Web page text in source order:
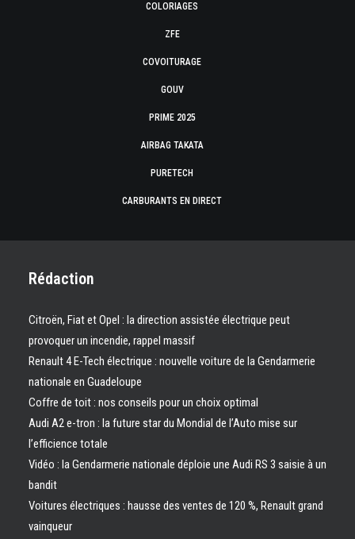
COLORIAGES
ZFE
COVOITURAGE
GOUV
PRIME 2025
AIRBAG TAKATA
PURETECH
CARBURANTS EN DIRECT
Rédaction
Citroën, Fiat et Opel : la direction assistée électrique peut
provoquer un incendie, rappel massif
Renault 4 E-Tech électrique : nouvelle voiture de la Gendarmerie
nationale en Guadeloupe
Coffre de toit : nos conseils pour un choix optimal
Audi A2 e-tron : la future star du Mondial de l’Auto mise sur
l’efficience totale
Vidéo : la Gendarmerie nationale déploie une Audi RS 3 saisie à un
bandit
Voitures électriques : hausse des ventes de 120 %, Renault grand
vainqueur